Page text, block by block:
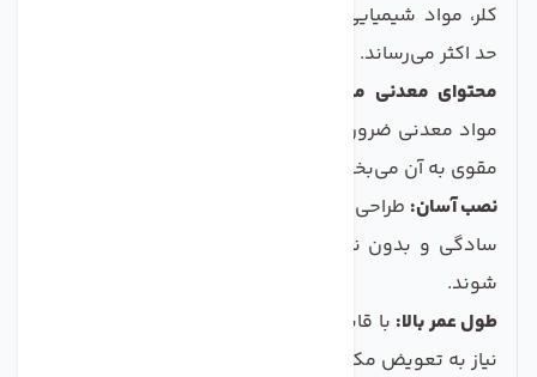
کلر، مواد شیمیایی و بوهای ناخوشایند، کیفیت آب را به
حد اکثر می‌رساند.
محتوای معدنی متوازن:
مواد معدنی ضروری را به آب اضافه کرده و طعمی لذیذ و
مقوی به آن می‌بخشند.
نصب آسان: طراحی کاربردی این فیلترها باعث می‌شود تا به
سادگی و بدون نیاز به تخصص خاصی نصب و استفاده
شوند.
طول عمر بالا: با قابلیت تصفیه حجم زیادی از آب، این فیلتر
نیاز به تعویض مکرر ندارد و مقرون به صرفه است.